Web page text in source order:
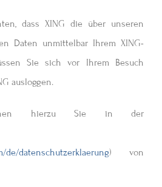
dass XING die über unseren
Daten unmittelbar Ihrem XING-
Sie sich vor Ihrem Besuch
ausloggen.
hierzu Sie in der
de/datenschutzerklaerung) von